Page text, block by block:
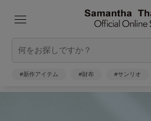
#新作アイテム #財布 #サンリオ